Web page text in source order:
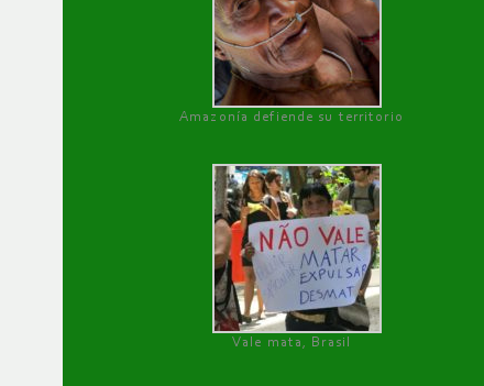
Amazonía defiende su territorio
Vale mata, Brasil